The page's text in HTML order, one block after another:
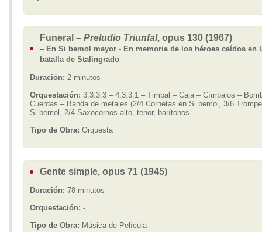
Funeral – Preludio Triunfal, opus 130 (1967)
– En Si bemol mayor - En memoria de los héroes caídos en
batalla de Stalingrado
Duración: 2 minutos
Orquestación: 3.3.3.3 – 4.3.3.1 – Timbal – Caja – Címbalos –
Cuerdas – Banda de metales (2/4 Cornetas en Si bemol, 3/6
Si bemol, 2/4 Saxocornos alto, tenor, barítonos.
Tipo de Obra: Orquesta
Gente simple, opus 71 (1945)
Duración: 78 minutos
Orquestación: -.
Tipo de Obra: Música de Película